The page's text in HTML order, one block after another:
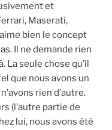
et
Maserati,
bien le concept
Il ne demande rien
La seule chose qu’il
que nous avons un
rien d’autre.
(l’autre partie de
lui, nous avons été